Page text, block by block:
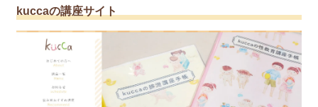
kuccaの講座サイト